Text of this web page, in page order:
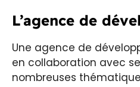
L’agence de
Une agence de
en collaboration avec
nombreuses